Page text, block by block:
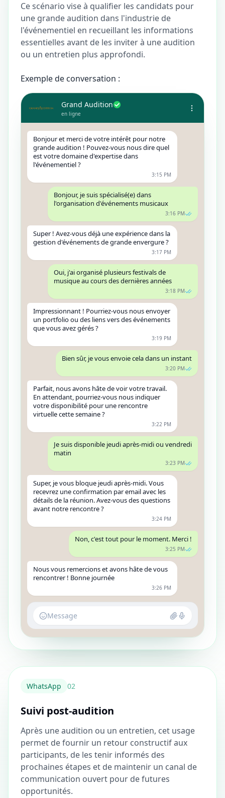
Ce scénario vise à qualifier les candidats pour
une grande audition dans l'industrie de
l'événementiel en recueillant les informations
essentielles avant de les inviter à une audition
ou un entretien plus approfondi.
Exemple de conversation :
Grand Audition
en ligne
Bonjour et merci de votre intérêt pour notre
grande audition ! Pouvez-vous nous dire quel
est votre domaine d'expertise dans
l'événementiel ?
3:15 PM
Bonjour, je suis spécialisé(e) dans
l'organisation d'événements musicaux
3:16 PM
Super ! Avez-vous déjà une expérience dans la
gestion d'événements de grande envergure ?
3:17 PM
Oui, j'ai organisé plusieurs festivals de
musique au cours des dernières années
3:18 PM
Impressionnant ! Pourriez-vous nous envoyer
un portfolio ou des liens vers des événements
que vous avez gérés ?
3:19 PM
Bien sûr, je vous envoie cela dans un instant
3:20 PM
Parfait, nous avons hâte de voir votre travail.
En attendant, pourriez-vous nous indiquer
votre disponibilité pour une rencontre
virtuelle cette semaine ?
3:22 PM
Je suis disponible jeudi après-midi ou vendredi
matin
3:23 PM
Super, je vous bloque jeudi après-midi. Vous
recevrez une confirmation par email avec les
détails de la réunion. Avez-vous des questions
avant notre rencontre ?
3:24 PM
Non, c'est tout pour le moment. Merci !
3:25 PM
Nous vous remercions et avons hâte de vous
rencontrer ! Bonne journée
3:26 PM
Message
WhatsApp 02
Suivi post-audition
Après une audition ou un entretien, cet usage
permet de fournir un retour constructif aux
participants, de les tenir informés des
prochaines étapes et de maintenir un canal de
communication ouvert pour de futures
opportunités.